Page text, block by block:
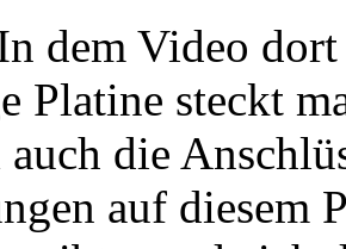
dem Video
Platine steckt
die
auf diesem